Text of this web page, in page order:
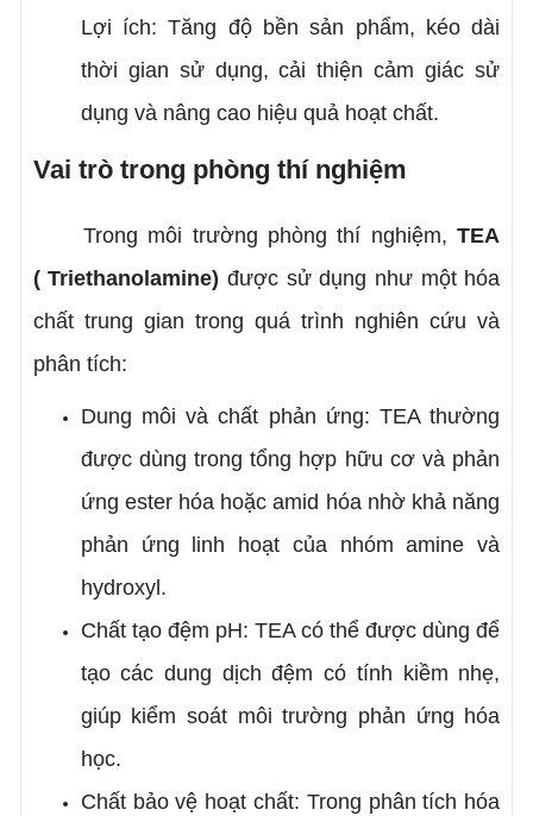
Lợi ích: Tăng độ bền sản phẩm, kéo dài
thời gian sử dụng, cải thiện cảm giác sử
dụng và nâng cao hiệu quả hoạt chất.
Vai trò trong phòng thí nghiệm
Trong môi trường phòng thí nghiệm,TEA
( Triethanolamine) được sử dụng như một hóa
chất trung gian trong quá trình nghiên cứu và
phân tích:
Dung môi và chất phản ứng: TEA thường
được dùng trong tổng hợp hữu cơ và phản
ứng ester hóa hoặc amid hóa nhờ khả năng
phản ứng linh hoạt của nhóm amine và
hydroxyl.
Chất tạo đệm pH: TEA có thể được dùng để
tạo các dung dịch đệm có tính kiềm nhẹ,
giúp kiểm soát môi trường phản ứng hóa
học.
Chất bảo vệ hoạt chất: Trong phân tích hóa